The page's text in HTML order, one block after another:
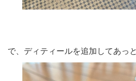
で、ディティールを追加してあっ